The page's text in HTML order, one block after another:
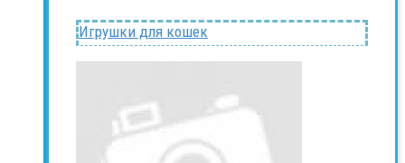
Игрушки для кошек